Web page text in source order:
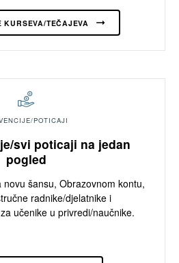
KURSEVA/TEČAJEVA
POTICAJI
svi poticaji na jedan
pogled
šansu, Obrazovnom kontu,
radnike/djelatnike i
učenike u privredi/naučnike.